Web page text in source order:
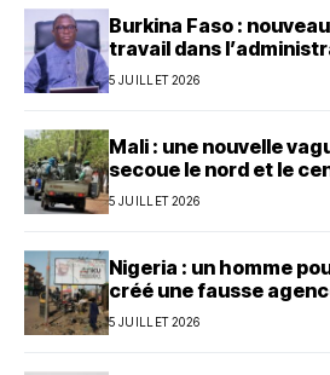
Burkina Faso :
travail dans
5 JUILLET 2026
Mali : une nouvelle
secoue le nord et le
5 JUILLET 2026
Nigeria : un homme
créé une fausse
5 JUILLET 2026